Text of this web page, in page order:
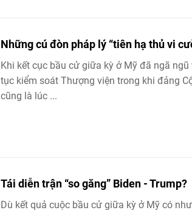
Những cú đòn pháp lý “tiên hạ thủ vi
Khi kết cục bầu cử giữa kỳ ở Mỹ đã ngã
tục kiểm soát Thượng viện trong khi đảng
cũng là lúc ...
Tái diễn trận “so găng” Biden - Trump?
Dù kết quả cuộc bầu cử giữa kỳ ở Mỹ có